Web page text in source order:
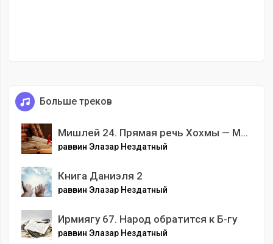
Больше треков
Мишлей 24. Прямая речь Хохмы — Мудрости
раввин Элазар Нездатный
Книга Даниэля 2
раввин Элазар Нездатный
Ирмиягу 67. Народ обратится к Б-гу
раввин Элазар Нездатный